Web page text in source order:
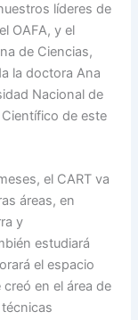
líderes de
OAFA, y el
de Ciencias,
la doctora Ana
Nacional de
de este
el CART va
áreas, en
y
estudiará
el espacio
en el área de